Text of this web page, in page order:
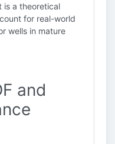
is a theoretical
for real-world
wells in mature
and